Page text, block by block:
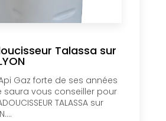
Talassa sur
Gaz forte de ses années
saura vous conseiller pour
TALASSA sur